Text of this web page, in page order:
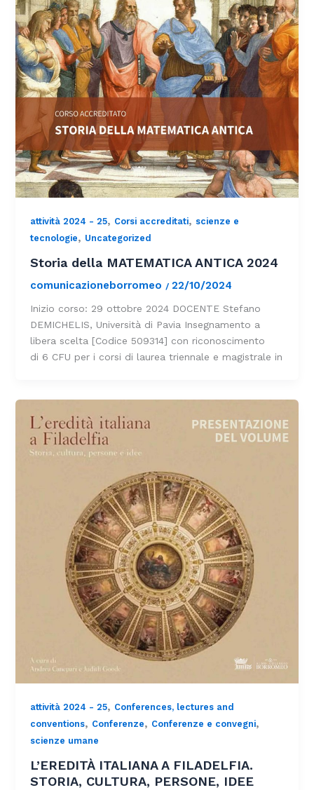
attività 2024 - 25, Corsi accreditati, scienze e
tecnologie, Uncategorized
Storia della MATEMATICA ANTICA 2024
comunicazioneborromeo / 22/10/2024
Inizio corso: 29 ottobre 2024 DOCENTE Stefano
DEMICHELIS, Università di Pavia Insegnamento a
libera scelta [Codice 509314] con riconoscimento
di 6 CFU per i corsi di laurea triennale e magistrale in
attività 2024 - 25, Conferences, lectures and
conventions, Conferenze, Conferenze e convegni,
scienze umane
L’EREDITÀ ITALIANA A FILADELFIA.
STORIA, CULTURA, PERSONE, IDEE